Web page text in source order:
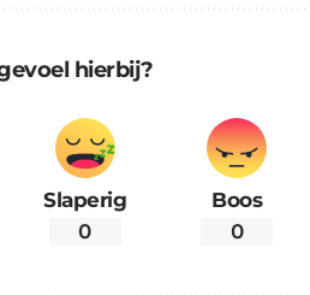
hierbij?
Slaperig
0
Boos
0